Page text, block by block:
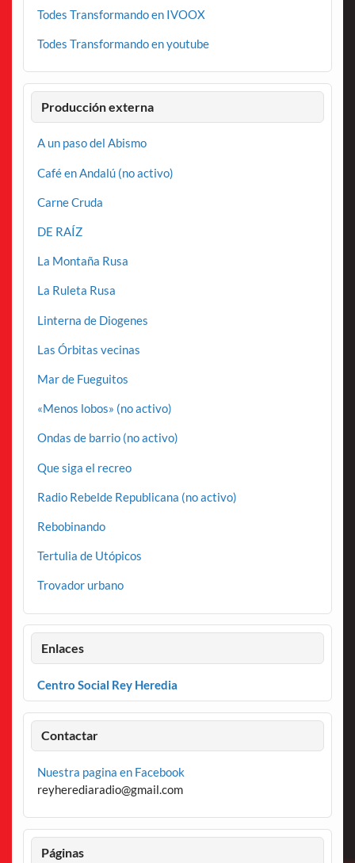
Todes Transformando en IVOOX
Todes Transformando en youtube
Producción externa
A un paso del Abismo
Café en Andalú (no activo)
Carne Cruda
DE RAÍZ
La Montaña Rusa
La Ruleta Rusa
Linterna de Diogenes
Las Órbitas vecinas
Mar de Fueguitos
«Menos lobos» (no activo)
Ondas de barrio (no activo)
Que siga el recreo
Radio Rebelde Republicana (no activo)
Rebobinando
Tertulia de Utópicos
Trovador urbano
Enlaces
Centro Social Rey Heredia
Contactar
Nuestra pagina en Facebook
reyherediaradio@gmail.com
Páginas